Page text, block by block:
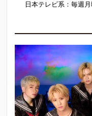
日本テレビ系：毎週